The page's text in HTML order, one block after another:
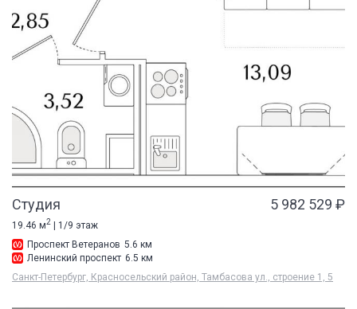
Студия 5 982 529 ₽
19.46 м2
| 1/9 этаж
Проспект Ветеранов 5.6 км
Ленинский проспект 6.5 км
Санкт-Петербург, Красносельский район, Тамбасова ул., строение 1, 5